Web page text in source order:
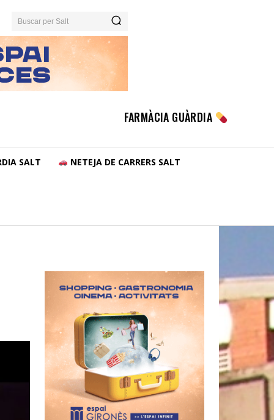
Buscar per Salt
FARMÀCIA GUÀRDIA
SALT NETEJA DE CARRERS SALT